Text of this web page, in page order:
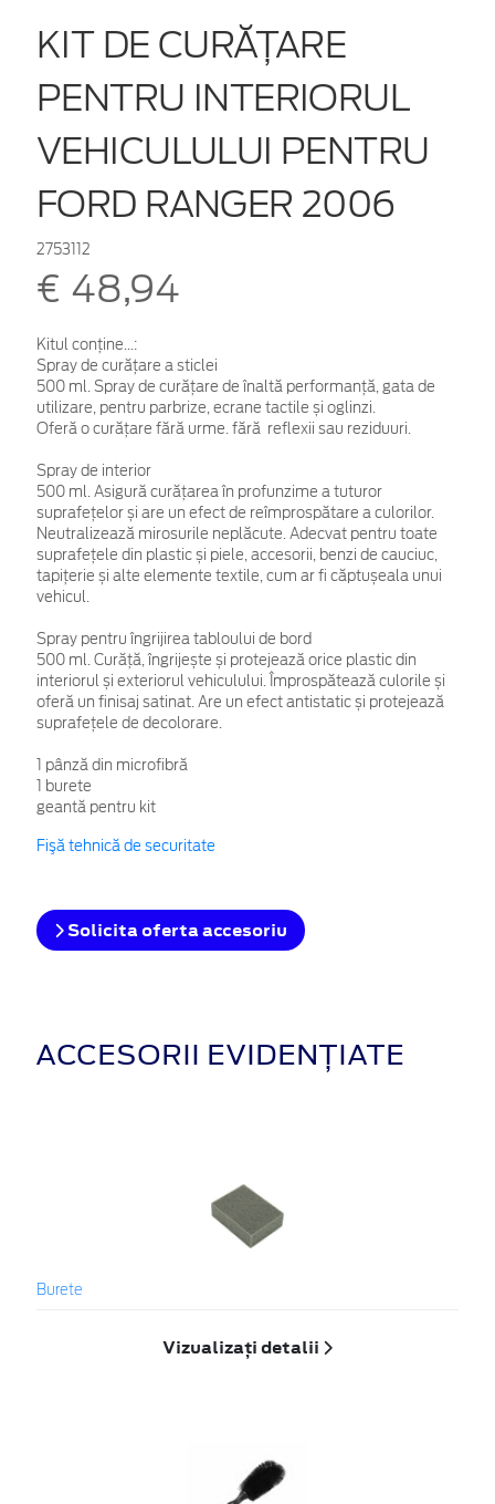
KIT DE CURĂȚARE
PENTRU INTERIORUL
VEHICULULUI PENTRU
FORD RANGER 2006
2753112
€ 48,94
Kitul conține...:
Spray de curățare a sticlei
500 ml. Spray de curățare de înaltă performanță, gata de
utilizare, pentru parbrize, ecrane tactile și oglinzi.
Oferă o curățare fără urme. fără reflexii sau reziduuri.
Spray de interior
500 ml. Asigură curățarea în profunzime a tuturor
suprafețelor și are un efect de reîmprospătare a culorilor.
Neutralizează mirosurile neplăcute. Adecvat pentru toate
suprafețele din plastic și piele, accesorii, benzi de cauciuc,
tapițerie și alte elemente textile, cum ar fi căptușeala unui
vehicul.
Spray pentru îngrijirea tabloului de bord
500 ml. Curăță, îngrijește și protejează orice plastic din
interiorul și exteriorul vehiculului. Împrospătează culorile și
oferă un finisaj satinat. Are un efect antistatic și protejează
suprafețele de decolorare.
1 pânză din microfibră
1 burete
geantă pentru kit
Fişă tehnică de securitate
Solicita oferta accesoriu
ACCESORII EVIDENȚIATE
Burete
Vizualizați detalii